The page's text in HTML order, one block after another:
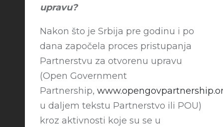
upravu?
Nakon što je Srbija pre godinu i po
dana započela proces pristupanja
Partnerstvu za otvorenu upravu
(Open Government
Partnership,
u daljem tekstu Partnerstvo ili POU)
kroz aktivnosti koje su se u